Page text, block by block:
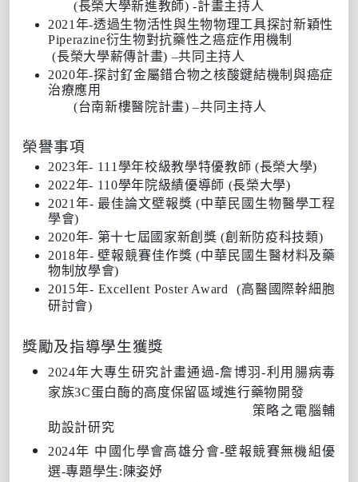
(長榮大學新進教師) -計畫主持人
2021年-透過生物活性與生物物理工具探討新穎性
Piperazine衍生物對抗藥性之癌症作用機制
(長榮大學薪傳計畫) –共同主持人
2020年-探討釕金屬錯合物之核酸鍵結機制與癌症
治療應用
(台南新樓醫院計畫) –共同主持人
榮譽事項
2023年- 111學年校級教學特優教師 (長榮大學)
2022年- 110學年院級績優導師 (長榮大學)
2021年- 最佳論文壁報獎 (中華民國生物醫學工程
學會)
2020年- 第十七屆國家新創獎 (創新防疫科技類)
2018年- 壁報競賽佳作獎 (中華民國生醫材料及藥
物制放學會)
2015年- Excellent Poster Award (高醫國際幹細胞
研討會)
獎勵及指導學生獲獎
2024年大專生研究計畫通過-詹博羽-利用腸病毒
家族3C蛋白酶的高度保留區域進行藥物開發
策略之電腦輔
助設計研究
2024年 中國化學會高雄分會-壁報競賽無機組優
選-專題學生:陳姿妤